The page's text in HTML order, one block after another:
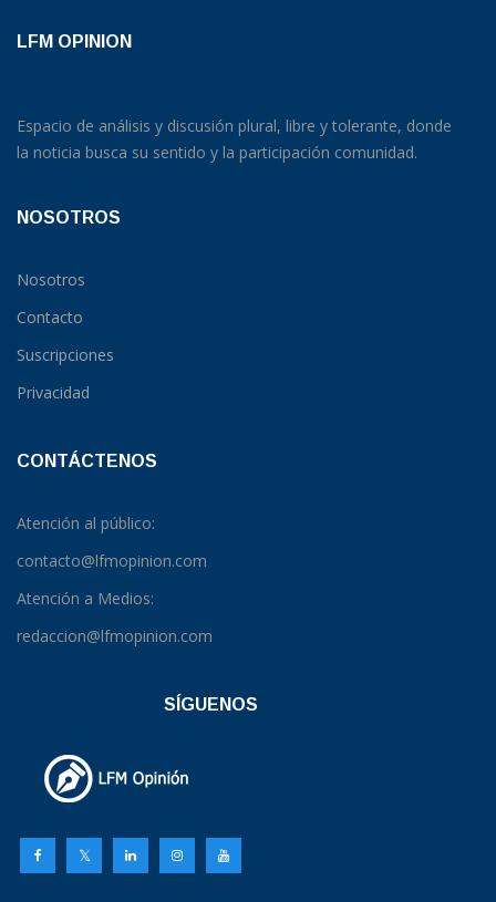
LFM OPINION
Espacio de análisis y discusión plural, libre y tolerante, donde
la noticia busca su sentido y la participación comunidad.
NOSOTROS
Nosotros
Contacto
Suscripciones
Privacidad
CONTÁCTENOS
Atención al público:
contacto@lfmopinion.com
Atención a Medios:
redaccion@lfmopinion.com
SÍGUENOS